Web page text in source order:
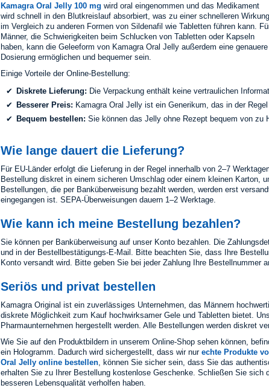
Kamagra Oral Jelly 100 mg wird oral eingenommen und das Medikament
wird schnell in den Blutkreislauf absorbiert, was zu einer schnelleren Wirkung
im Vergleich zu anderen Formen von Sildenafil wie Tabletten führen kann.
Männer, die Schwierigkeiten beim Schlucken von Tabletten oder Kapseln
haben, kann die Geleeform von Kamagra Oral Jelly außerdem eine genauere
Dosierung ermöglichen und bequemer sein.
Einige Vorteile der Online-Bestellung:
Diskrete Lieferung: Die Verpackung enthält keine vertraulichen
Besserer Preis: Kamagra Oral Jelly ist ein Generikum, das in der
Bequem bestellen: Sie können das Jelly ohne Rezept bequem von zu
Wie lange dauert die Lieferung?
Für EU-Länder erfolgt die Lieferung in der Regel innerhalb von 2–7
Bestellung diskret in einem sicheren Umschlag oder einem kleinen Karton,
Bestellungen, die per Banküberweisung bezahlt werden, werden erst
eingegangen ist. SEPA-Überweisungen dauern 1–2 Werktage.
Wie kann ich meine Bestellung bezahlen?
Sie können per Banküberweisung auf unser Konto bezahlen. Die
und in der Bestellbestätigungs-E-Mail. Bitte beachten Sie, dass Ihre
Konto versandt wird. Bitte geben Sie bei jeder Zahlung Ihre Bestellnummer
Seriös und privat bestellen
Kamagra Original ist ein zuverlässiges Unternehmen, das Männern
diskrete Möglichkeit zum Kauf hochwirksamer Gele und Tabletten bietet.
Pharmaunternehmen hergestellt werden. Alle Bestellungen werden diskret
Wie Sie auf den Produktbildern in unserem Online-Shop sehen können,
ein Hologramm. Dadurch wird sichergestellt, dass wir nur echte Produkte
Oral Jelly online bestellen , können Sie sicher sein, dass Sie das
erhalten Sie zu Ihrer Bestellung kostenlose Geschenke. Schließen Sie sich
besseren Lebensqualität verholfen haben.